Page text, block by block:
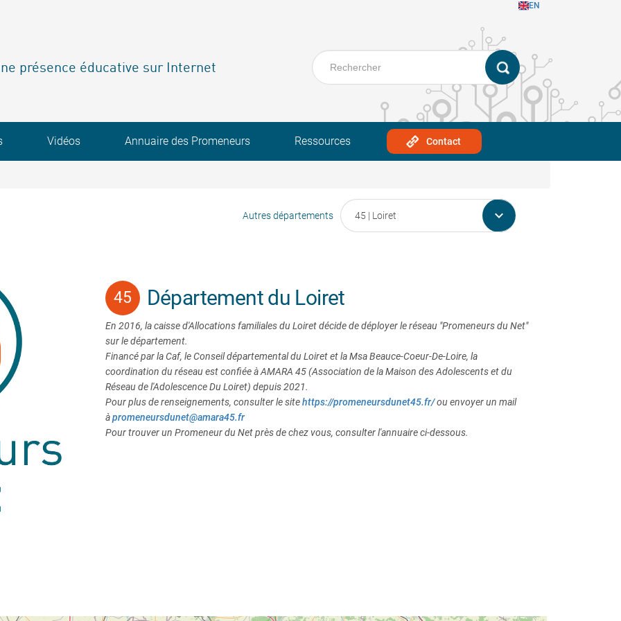
EN
présence éducative sur Internet
Vidéos Annuaire des Promeneurs Ressources Contact
Autres départements 
Département du Loiret
En 2016, la caisse d'Allocations familiales du Loiret décide de déployer le réseau "Promeneurs du Net"
sur le département.
Financé par la Caf, le Conseil départemental du Loiret et la Msa Beauce-Coeur-De-Loire, la
coordination du réseau est confiée à AMARA 45 (Association de la Maison des Adolescents et du
Réseau de l'Adolescence Du Loiret) depuis 2021.
Pour plus de renseignements, consulter le site https://promeneursdunet45.fr/ ou envoyer un mail
àpromeneursdunet@amara45.fr
Pour trouver un Promeneur du Net près de chez vous, consulter l'annuaire ci-dessous.